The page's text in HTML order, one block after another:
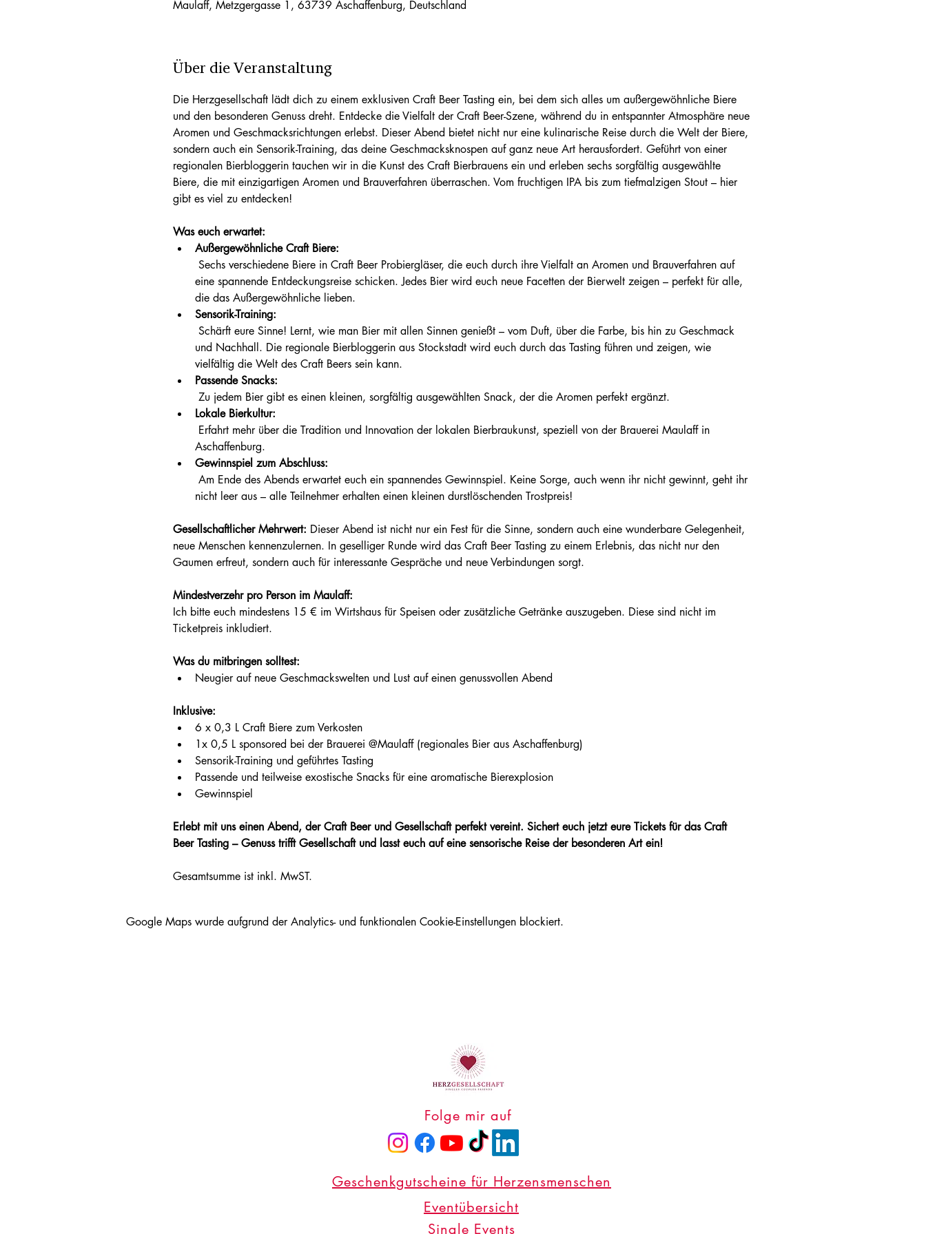
Maulaff, Metzgergasse 1, 63739 Aschaffenburg, Deutschland
Über die Veranstaltung
Die Herzgesellschaft lädt dich zu einem exklusiven Craft Beer Tasting ein, bei dem sich alles um außergewöhnliche Biere
und den besonderen Genuss dreht. Entdecke die Vielfalt der Craft Beer-Szene, während du in entspannter Atmosphäre neue
Aromen und Geschmacksrichtungen erlebst. Dieser Abend bietet nicht nur eine kulinarische Reise durch die Welt der Biere,
sondern auch ein Sensorik-Training, das deine Geschmacksknospen auf ganz neue Art herausfordert. Geführt von einer
regionalen Bierbloggerin tauchen wir in die Kunst des Craft Bierbrauens ein und erleben sechs sorgfältig ausgewählte
Biere, die mit einzigartigen Aromen und Brauverfahren überraschen. Vom fruchtigen IPA bis zum tiefmalzigen Stout – hier
gibt es viel zu entdecken!
Was euch erwartet:
Außergewöhnliche Craft Biere:
eine spannende Entdeckungsreise schicken. Jedes Bier wird euch neue Facetten der Bierwelt zeigen – perfekt für alle,
die das Außergewöhnliche lieben.
Sensorik-Training:
und Nachhall. Die regionale Bierbloggerin aus Stockstadt wird euch durch das Tasting führen und zeigen, wie
vielfältig die Welt des Craft Beers sein kann.
Passende Snacks:
Zu jedem Bier gibt es einen kleinen, sorgfältig ausgewählten Snack, der die Aromen perfekt ergänzt.
Lokale Bierkultur:
Aschaffenburg.
Gewinnspiel zum Abschluss:
nicht leer aus – alle Teilnehmer erhalten einen kleinen durstlöschenden Trostpreis!
Gesellschaftlicher Mehrwert: Dieser Abend ist nicht nur ein Fest für die Sinne, sondern auch eine wunderbare Gelegenheit,
neue Menschen kennenzulernen. In geselliger Runde wird das Craft Beer Tasting zu einem Erlebnis, das nicht nur den
Gaumen erfreut, sondern auch für interessante Gespräche und neue Verbindungen sorgt.
Mindestverzehr pro Person im Maulaff:
Ich bitte euch mindestens 15 € im Wirtshaus für Speisen oder zusätzliche Getränke auszugeben. Diese sind nicht im
Ticketpreis inkludiert.
Was du mitbringen solltest:
Neugier auf neue Geschmackswelten und Lust auf einen genussvollen Abend
Inklusive:
6 x 0,3 L Craft Biere zum Verkosten
1x 0,5 L sponsored bei der Brauerei @Maulaff (regionales Bier aus Aschaffenburg)
Sensorik-Training und geführtes Tasting
Passende und teilweise exostische Snacks für eine aromatische Bierexplosion
Gewinnspiel
Erlebt mit uns einen Abend, der Craft Beer und Gesellschaft perfekt vereint. Sichert euch jetzt eure Tickets für das Craft
Beer Tasting – Genuss trifft Gesellschaft und lasst euch auf eine sensorische Reise der besonderen Art ein!
Gesamtsumme ist inkl. MwST.
Google Maps wurde aufgrund der Analytics- und funktionalen Cookie-Einstellungen blockiert.
Folge mir auf
Geschenkgutscheine für Herzensmenschen
Eventübersicht
Single Events